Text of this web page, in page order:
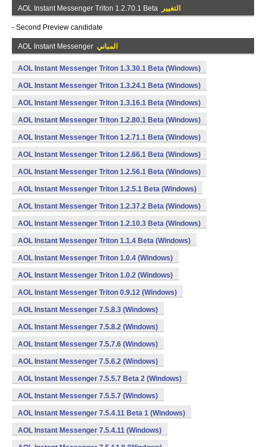
AOL Instant Messenger Triton 1.2.70.1 Beta التغيير
- Second Preview candidate
AOL Instant Messenger المباني
AOL Instant Messenger Triton 1.3.30.1 Beta (Windows)
AOL Instant Messenger Triton 1.3.24.1 Beta (Windows)
AOL Instant Messenger Triton 1.3.16.1 Beta (Windows)
AOL Instant Messenger Triton 1.2.80.1 Beta (Windows)
AOL Instant Messenger Triton 1.2.71.1 Beta (Windows)
AOL Instant Messenger Triton 1.2.66.1 Beta (Windows)
AOL Instant Messenger Triton 1.2.56.1 Beta (Windows)
AOL Instant Messenger Triton 1.2.5.1 Beta (Windows)
AOL Instant Messenger Triton 1.2.37.2 Beta (Windows)
AOL Instant Messenger Triton 1.2.10.3 Beta (Windows)
AOL Instant Messenger Triton 1.1.4 Beta (Windows)
AOL Instant Messenger Triton 1.0.4 (Windows)
AOL Instant Messenger Triton 1.0.2 (Windows)
AOL Instant Messenger Triton 0.9.12 (Windows)
AOL Instant Messenger 7.5.8.3 (Windows)
AOL Instant Messenger 7.5.8.2 (Windows)
AOL Instant Messenger 7.5.7.6 (Windows)
AOL Instant Messenger 7.5.6.2 (Windows)
AOL Instant Messenger 7.5.5.7 Beta 2 (Windows)
AOL Instant Messenger 7.5.5.7 (Windows)
AOL Instant Messenger 7.5.4.11 Beta 1 (Windows)
AOL Instant Messenger 7.5.4.11 (Windows)